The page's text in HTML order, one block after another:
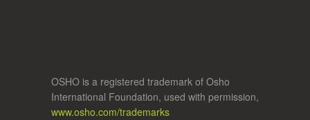
OSHO is a registered trademark of Osho
International Foundation, used with permission,
www.osho.com/trademarks